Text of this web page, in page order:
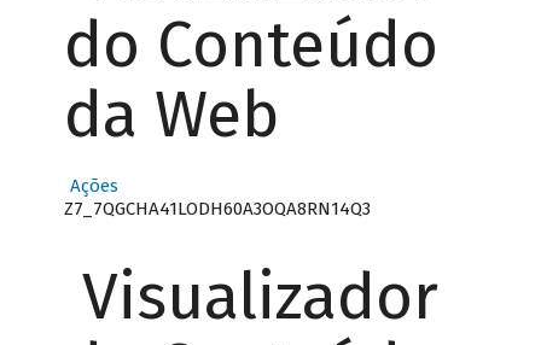
do Conteúdo
da Web
Ações
Z7_7QGCHA41LODH60A3OQA8RN14Q3
Visualizador